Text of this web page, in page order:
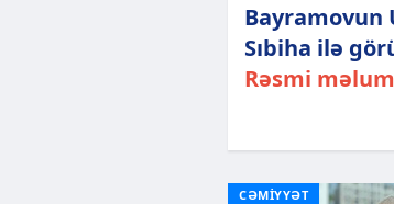
Bayramovun
Sıbiha ilə
Rəsmi
CƏMİYYƏT